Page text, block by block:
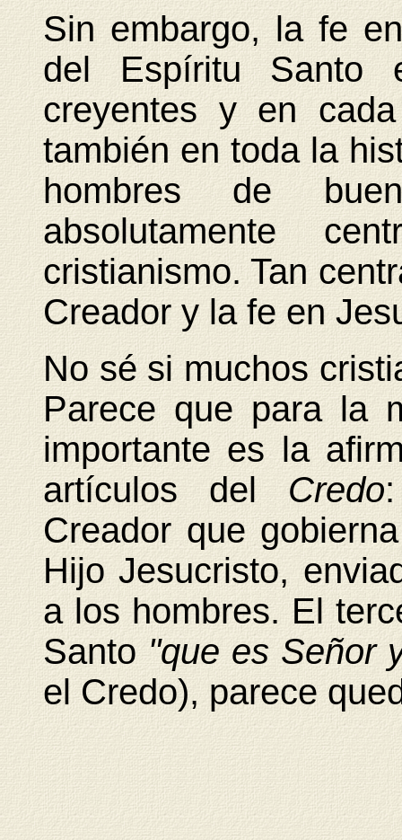
Sin embargo, la fe
del Espíritu Santo
creyentes y en
también en toda la
hombres de
absolutamente
cristianismo. Tan
Creador y la fe en
No sé si muchos
Parece que para la
importante es la
artículos del Credo
Creador que
Hijo Jesucristo,
a los hombres. El
Santo"que es Señor
el Credo), parece